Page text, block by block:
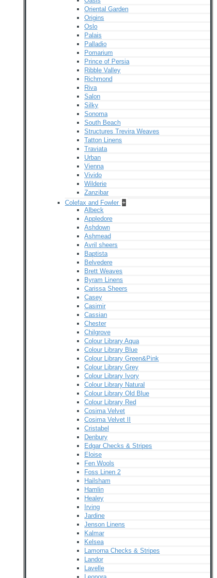
Oriental Garden
Origins
Oslo
Palais
Palladio
Pomarium
Prince of Persia
Ribble Valley
Richmond
Riva
Salon
Silky
Sonoma
South Beach
Structures Trevira Weaves
Tatton Linens
Traviata
Urban
Vienna
Vivido
Wilderie
Zanzibar
Colefax and Fowler +
Albeck
Appledore
Ashdown
Ashmead
Avril sheers
Baptista
Belvedere
Brett Weaves
Byram Linens
Carissa Sheers
Casey
Casimir
Cassian
Chester
Chilgrove
Colour Library Aqua
Colour Library Blue
Colour Library Green&Pink
Colour Library Grey
Colour Library Ivory
Colour Library Natural
Colour Library Old Blue
Colour Library Red
Cosima Velvet
Cosima Velvet II
Cristabel
Denbury
Edgar Checks & Stripes
Eloise
Fen Wools
Foss Linen 2
Hailsham
Hamlin
Healey
Irving
Jardine
Jenson Linens
Kalmar
Kelsea
Lamorna Checks & Stripes
Landor
Lavelle